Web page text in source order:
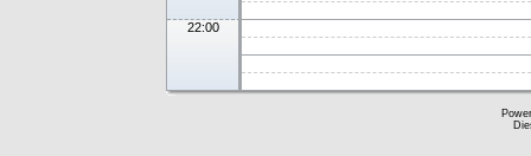
22:00